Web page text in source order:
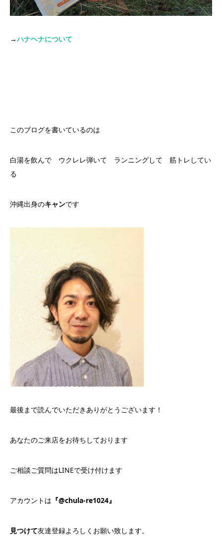
→ハナヘナについて
このブログを書いているのは
白湯を飲んで ウクレレ弾いて ランニングして 筋トレしてい
る
沖縄出身のキャンです
最後まで読んでいただきありがとうございます！
あなたのご来店をお待ちしております
ご相談ご質問はLINEで受け付けます
アカウントは 『@chula-re1024』
見つけて友達登録よろしくお願い致します。